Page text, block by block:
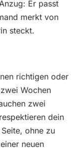
Er passt
merkt von
steckt.
richtigen oder
Wochen
zwei
dein
ohne zu
neuen